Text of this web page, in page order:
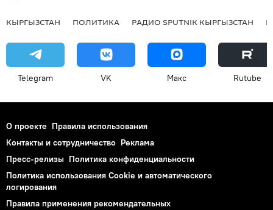
КЫРГЫЗСТАН ПОЛИТИКА РАДИО SPUTNIK КЫРГЫЗСТАН
Telegram VK Макс Rutube
О проекте Правила использования
Контакты и сотрудничество Реклама
Пресс-релизы Политика конфиденциальности
Политика использования Cookie и автоматического
логирования
Правила применения рекомендательных